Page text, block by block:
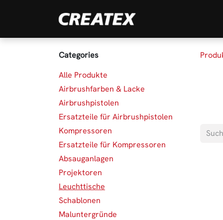
Categories
Alle Produkte
Airbrushfarben & Lacke
Airbrushpistolen
Ersatzteile für Airbrushpistolen
Kompressoren
Ersatzteile für Kompressoren
Absauganlagen
Projektoren
Leuchttische
Schablonen
Maluntergründe